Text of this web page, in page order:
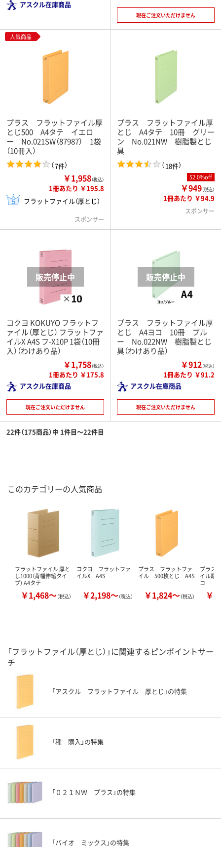
アスクル在庫商品
現在ご注文いただけません
人気商品
プラス フラットファイル厚
とじ500 A4タテ イエロ
ー No.021SW（87987） 1袋
（10冊入）
（7件）
￥1,958（税込）
1冊あたり ￥195.8
フラットファイル（厚とじ）
スポンサー
プラス フラットファイル厚
とじ A4タテ 10冊 グリー
ン No.021NW 樹脂製とじ
具
（18件）
52.0%off
￥949（税込）
1冊あたり ￥94.9
スポンサー
コクヨ KOKUYO フラットフ
ァイル（厚とじ） フラットファ
イルX A4S フ-X10P 1袋（10冊
入）（わけあり品）
￥1,758（税込）
1冊あたり ￥175.8
アスクル在庫商品
現在ご注文いただけません
プラス フラットファイル厚
とじ A4ヨコ 10冊 ブル
ー No.022NW 樹脂製とじ
具（わけあり品）
￥912（税込）
1冊あたり ￥91.2
アスクル在庫商品
現在ご注文いただけません
22件（175商品）中 1件目～22件目
このカテゴリーの人気商品
フラットファイル 厚と
じ1000（背幅伸縮タイ
プ） A4タテ
￥1,468～（税込）
コクヨ フラットファ
イルX A4S
￥2,198～（税込）
プラス フラットファ
イル 500枚とじ A4S
￥1,824～（税込）
プラス
イル厚
コ
￥
「フラットファイル（厚とじ）」に関連するピンポイントサー
チ
「アスクル フラットファイル 厚とじ」の特集
「種 購入」の特集
「０２１ＮＷ プラス」の特集
「バイオ ミックス」の特集